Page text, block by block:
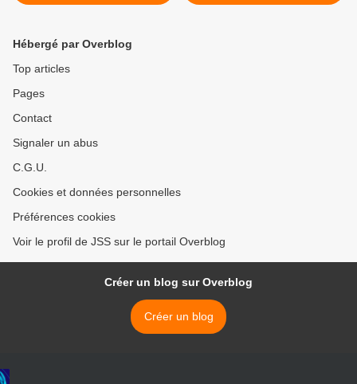
Hébergé par Overblog
Top articles
Pages
Contact
Signaler un abus
C.G.U.
Cookies et données personnelles
Préférences cookies
Voir le profil de JSS sur le portail Overblog
Créer un blog sur Overblog
Créer un blog